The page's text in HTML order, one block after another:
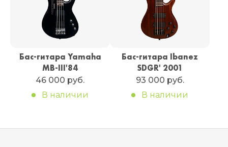
Бас-гитара Yamaha
MB-III'84
46 000 руб.
В наличии
Бас-гитара Ibanez
SDGR' 2001
93 000 руб.
В наличии